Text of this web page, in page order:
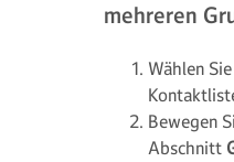
mehreren
Wählen
Bewegen
Abschnitt